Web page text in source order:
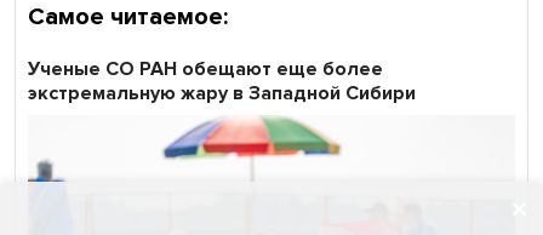
Самое читаемое:
Ученые СО РАН обещают еще более
экстремальную жару в Западной Сибири